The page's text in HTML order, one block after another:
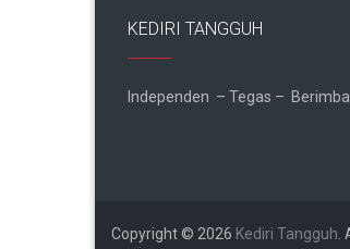
KEDIRI TANGGUH
Independen – Tegas –
Copyright © 2026 Kediri Tangguh